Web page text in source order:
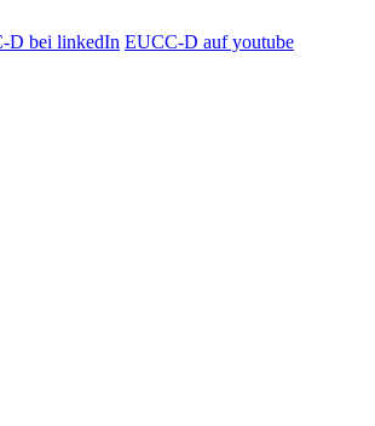
D bei linkedIn EUCC-D auf youtube